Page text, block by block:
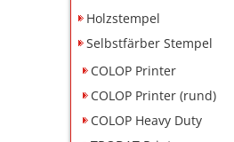
Holzstempel
Selbstfärber Stempel
COLOP Printer
COLOP Printer (rund)
COLOP Heavy Duty